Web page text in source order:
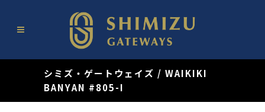
シミズ・ゲートウェイズ / WAIKIKI
BANYAN #805-I